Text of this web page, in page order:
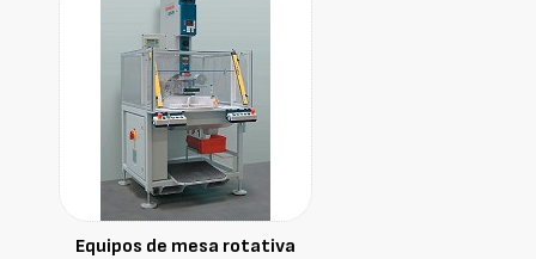
Equipos de mesa rotativa